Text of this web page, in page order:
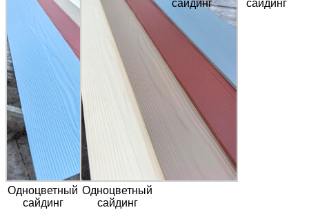
Одноцветный
сайдинг
Одноцветный
сайдинг
сайдинг сайдинг